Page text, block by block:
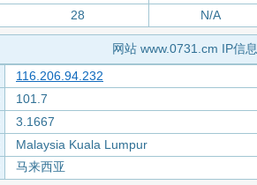
28 N/A
网站 www.0731.cm IP信息
116.206.94.232
101.7
3.1667
Malaysia Kuala Lumpur
马来西亚